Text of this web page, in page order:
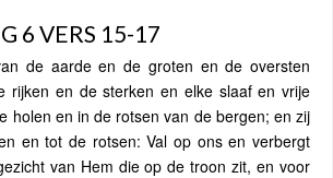
6 VERS 15-17
de aarde en de groten en de oversten
rijken en de sterken en elke slaaf en vrije
holen en in de rotsen van de bergen; en zij
en tot de rotsen: Val op ons en verbergt
van Hem die op de troon zit, en voor